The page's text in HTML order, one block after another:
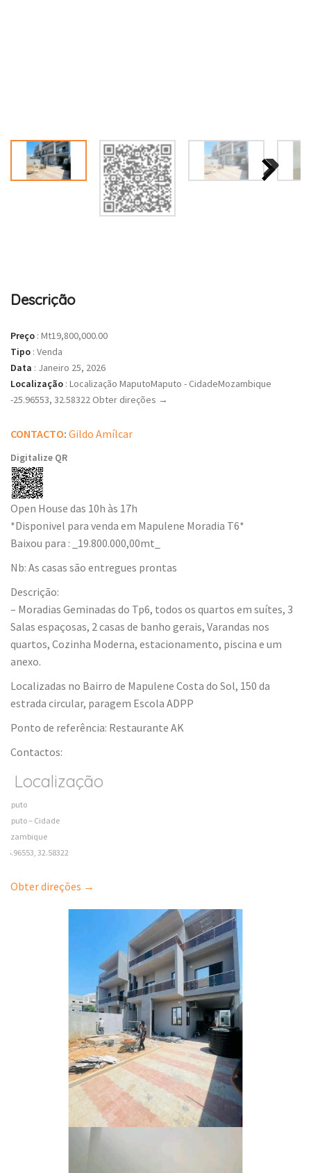
Descrição
Preço : Mt19,800,000.00
Tipo : Venda
Data : Janeiro 25, 2026
Localização : Localização MaputoMaputo - CidadeMozambique
-25.96553, 32.58322 Obter direções →
CONTACTO: Gildo Amílcar
Digitalize QR
Open House das 10h às 17h
*Disponivel para venda em Mapulene Moradia T6*
Baixou para : _19.800.000,00mt_
Nb: As casas são entregues prontas
Descrição:
– Moradias Geminadas do Tp6, todos os quartos em suítes, 3
Salas espaçosas, 2 casas de banho gerais, Varandas nos
quartos, Cozinha Moderna, estacionamento, piscina e um
anexo.
Localizadas no Bairro de Mapulene Costa do Sol, 150 da
estrada circular, paragem Escola ADPP
Ponto de referência: Restaurante AK
Contactos:
Localização
Maputo
Maputo – Cidade
Mozambique
-25.96553, 32.58322
Obter direções →